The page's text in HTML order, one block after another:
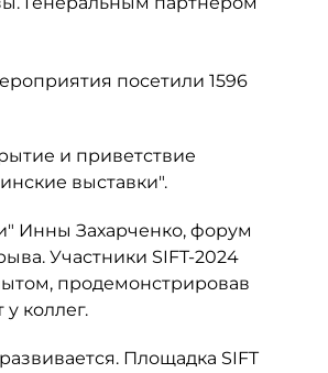
посетили 1596
и приветствие
выставки".
Инны Захарченко, форум
Участники SIFT-2024
продемонстрировав
коллег.
Площадка SIFT